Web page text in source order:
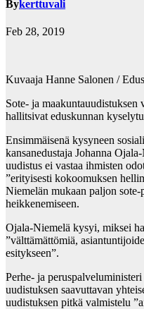
Bykerttuvali
Feb 28, 2019
Kuvaaja Hanne Salonen /
Sote- ja
hallitsivat eduskunnan
Ensimmäisenä kysyneen
kansanedustaja Johanna
uudistus ei vastaa ihmisten
”erityisesti kokoomuksen
Niemelän mukaan paljon
heikkenemiseen.
Ojala-Niemelä kysyi, miksei
”välttämättömiä,
esitykseen”.
Perhe- ja
uudistuksen saavuttavan
uudistuksen pitkä valmistelu